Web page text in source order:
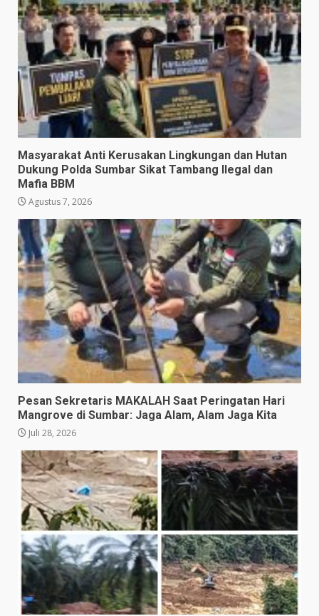
Masyarakat Anti Kerusakan Lingkungan dan Hutan
Dukung Polda Sumbar Sikat Tambang Ilegal dan
Mafia BBM
Agustus 7, 2026
Pesan Sekretaris MAKALAH Saat Peringatan Hari
Mangrove di Sumbar: Jaga Alam, Alam Jaga Kita
Juli 28, 2026